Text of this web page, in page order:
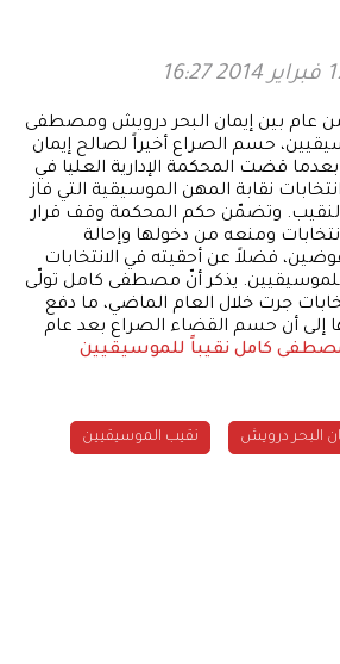
عام بين إيمان البحر درويش ومصطفى
حسم الصراع أخيراً لصالح إيمان
قضت المحكمة الإدارية العليا في
نقابة المهن الموسيقية التي فاز
وتضمّن حكم المحكمة وقف قرار
ومنعه من دخولها وإحالة
فضلاً عن أحقيته في الانتخابات
يذكر أنّ مصطفى كامل تولّى
جرت خلال العام الماضي، ما دفع
إلى أن حسم القضاء الصراع بعد عام
كامل نقيباً للموسيقيين
البحر درويش نقيب الموسيقيين